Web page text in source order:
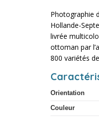
Photographie
Hollande-
livrée
ottoman par
800 variétés
Orientation
Couleur